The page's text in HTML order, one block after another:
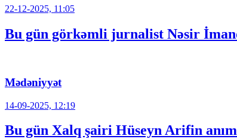
22-12-2025, 11:05
Bu gün görkəmli jurnalist Nəsir
Mədəniyyət
14-09-2025, 12:19
Bu gün Xalq şairi Hüseyn Arifin